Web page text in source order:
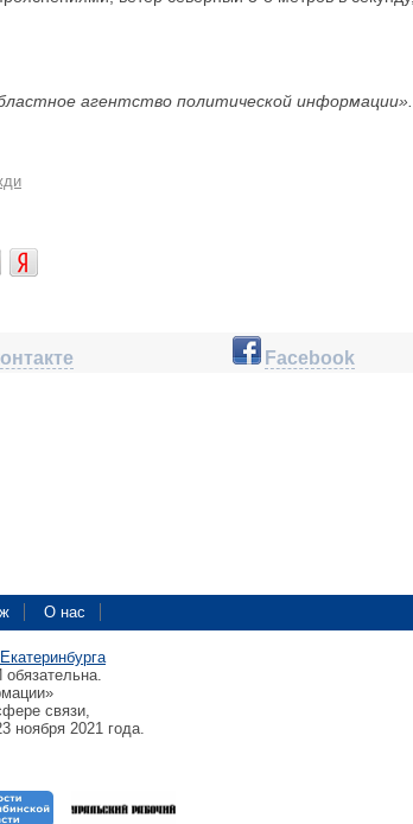
агентство политической информации».
Facebook
О нас
связи,
ноября 2021 года.